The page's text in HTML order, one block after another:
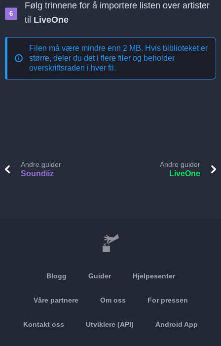
Følg trinnene for å importere listen over artister
til LiveOne
Filen må være mindre enn 2 MB. Hvis biblioteket er
større, deler du det i flere filer og beholder
overskriftsraden i hver fil.
Andre guider
Soundiiz
Andre guider
LiveOne
Blogg Guider Hjelpesenter
Våre partnere Om oss For pressen
Kontakt oss Utviklere (API) Android App